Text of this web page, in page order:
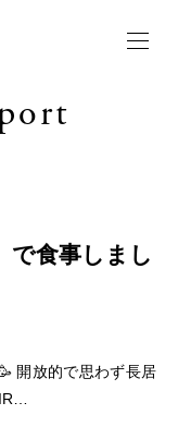
t
i
o
で食事しまし
開放的で思わず長居